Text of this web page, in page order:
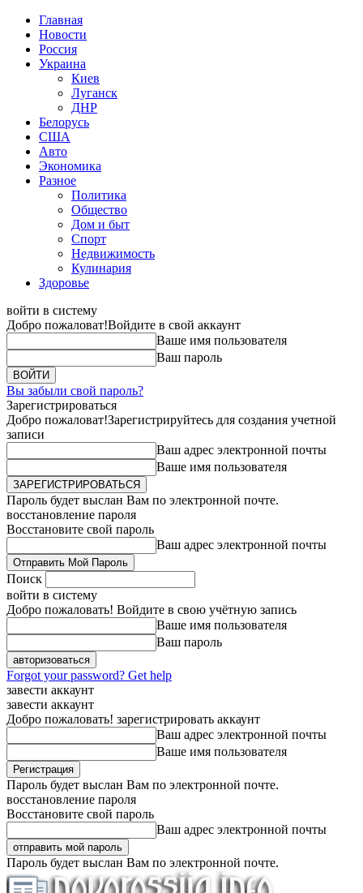
Главная
Новости
Россия
Украина
Киев
Луганск
ДНР
Белорусь
США
Авто
Экономика
Разное
Политика
Общество
Дом и быт
Спорт
Недвижимость
Кулинария
Здоровье
войти в систему
Добро пожаловат!Войдите в свой аккаунт
Ваше имя пользователя
Ваш пароль
Вы забыли свой пароль?
Зарегистрироваться
Добро пожаловат!Зарегистрируйтесь для создания учетной
записи
Ваш адрес электронной почты
Ваше имя пользователя
Пароль будет выслан Вам по электронной почте.
восстановление пароля
Восстановите свой пароль
Ваш адрес электронной почты
Поиск
войти в систему
Добро пожаловать! Войдите в свою учётную запись
Ваше имя пользователя
Ваш пароль
Forgot your password? Get help
завести аккаунт
завести аккаунт
Добро пожаловать! зарегистрировать аккаунт
Ваш адрес электронной почты
Ваше имя пользователя
Пароль будет выслан Вам по электронной почте.
восстановление пароля
Восстановите свой пароль
Ваш адрес электронной почты
Пароль будет выслан Вам по электронной почте.